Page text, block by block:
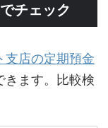
チェック
支店の定期預金
きます。比較検